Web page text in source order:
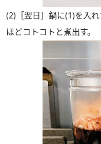
(2)［翌日］鍋に(1)を入
ほどコトコトと煮出す。